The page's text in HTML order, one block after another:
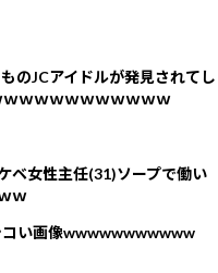
のJCアイドルが発見されてし
ｗｗｗｗｗｗｗｗｗｗｗ
ベ女性主任(31)ソープで働い
ｗ
コい画像wwwwwwwwwww